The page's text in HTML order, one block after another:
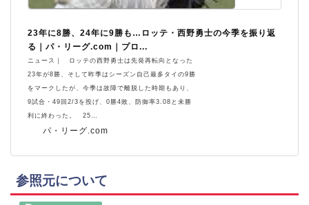
パ・リーグ.com
23年に8勝、24年に9勝も…ロッテ・西野勇士の今季を振り返
る｜パ・リーグ.com｜プロ...
ニュース｜ ロッテの西野勇士は先発再転向となった
23年が8勝、そして昨季はシーズン自己最多タイの9勝
をマークしたが、今季は故障で離脱した時期もあり、
9試合・49回2/3を投げ、0勝4敗、防御率3.08と未勝
利に終わった。 25…
参照元について